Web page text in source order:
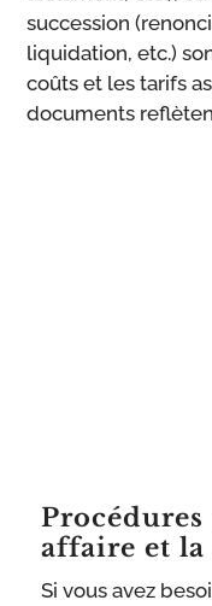
succession
liquidation, etc.)
coûts et les tarifs
documents
affaire et
Si vous avez